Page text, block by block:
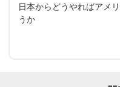
日本からどうやればアメ
うか